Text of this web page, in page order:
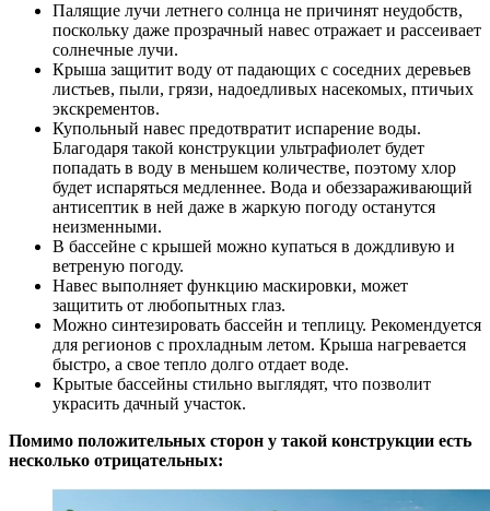
Палящие лучи летнего солнца не причинят неудобств,
поскольку даже прозрачный навес отражает и рассеивает
солнечные лучи.
Крыша защитит воду от падающих с соседних деревьев
листьев, пыли, грязи, надоедливых насекомых, птичьих
экскрементов.
Купольный навес предотвратит испарение воды.
Благодаря такой конструкции ультрафиолет будет
попадать в воду в меньшем количестве, поэтому хлор
будет испаряться медленнее. Вода и обеззараживающий
антисептик в ней даже в жаркую погоду останутся
неизменными.
В бассейне с крышей можно купаться в дождливую и
ветреную погоду.
Навес выполняет функцию маскировки, может
защитить от любопытных глаз.
Можно синтезировать бассейн и теплицу. Рекомендуется
для регионов с прохладным летом. Крыша нагревается
быстро, а свое тепло долго отдает воде.
Крытые бассейны стильно выглядят, что позволит
украсить дачный участок.
Помимо положительных сторон у такой конструкции есть
несколько отрицательных: